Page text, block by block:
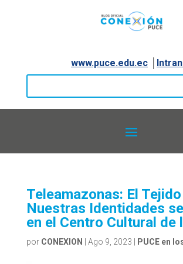
www.puce.edu.ec│
Teleamazonas: El
Nuestras Identidades
en el Centro Cultural de
por CONEXION Ago 9, 2023 PUCE en